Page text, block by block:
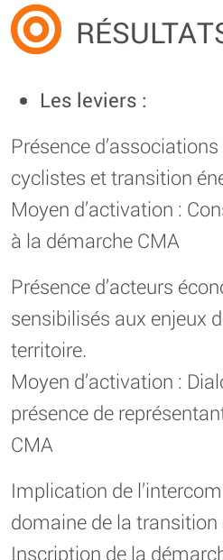
Les leviers :
Présence
cyclistes et transition
Moyen d’activation :
à la démarche CMA
Présence d’acteurs
sensibilisés aux enjeux
territoire.
Moyen d’activation :
présence de
CMA
Implication de
domaine de la transition
Inscription de la